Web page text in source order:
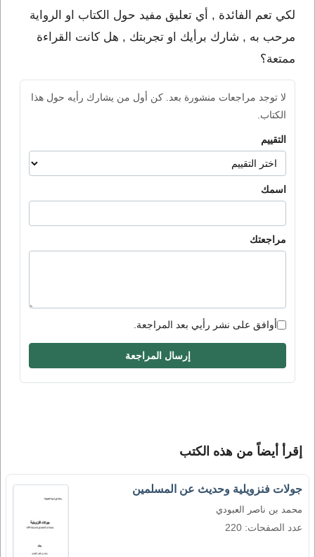
لكي تعم الفائدة , أي تعليق مفيد حول الكتاب او الرواية
مرحب به , شارك برأيك او تجربتك , هل كانت القراءة
ممتعة؟
لا توجد مراجعات منشورة بعد. كن أول من يشارك رأيه حول هذا
الكتاب.
التقييم
اسمك
مراجعتك
أوافق على نشر رأيي بعد المراجعة.
إرسال المراجعة
إقرأ أيضاً من هذه الكتب
جولات فنزويلية وحديث عن المسلمين
محمد بن ناصر العبودي
عدد الصفحات: 220